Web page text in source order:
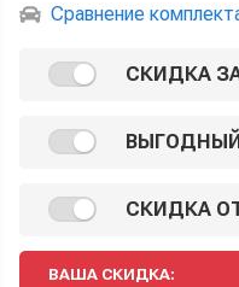
Сравнение
СКИДКА ЗА
СКИДКА
ВАША СКИДКА: